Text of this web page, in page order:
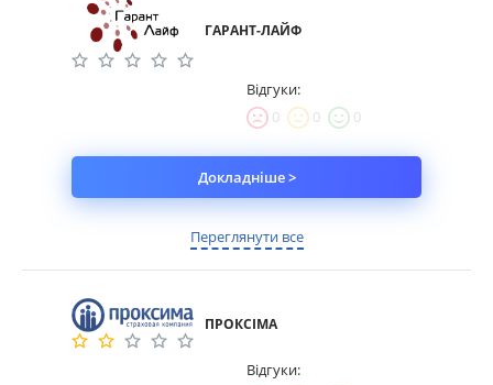
ГАРАНТ-ЛАЙФ
Відгуки:
0
0 0
Докладніше >
Переглянути все
ПРОКСІМА
Відгуки: